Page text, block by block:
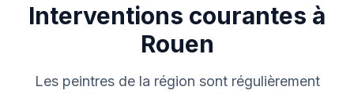
Interventions courantes à
Rouen
Les peintres de la région sont régulièrement